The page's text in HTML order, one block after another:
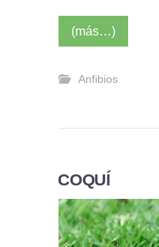
(más…)
Anfibios
COQUÍ